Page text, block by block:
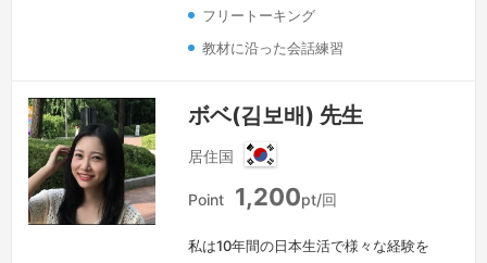
習す… 続きを見る »
フリートーキング
教材に沿った会話練習
ボベ(김보배) 先生
居住国
韓
国
Point 1,200pt/回
私は10年間の日本生活で様々な経験を